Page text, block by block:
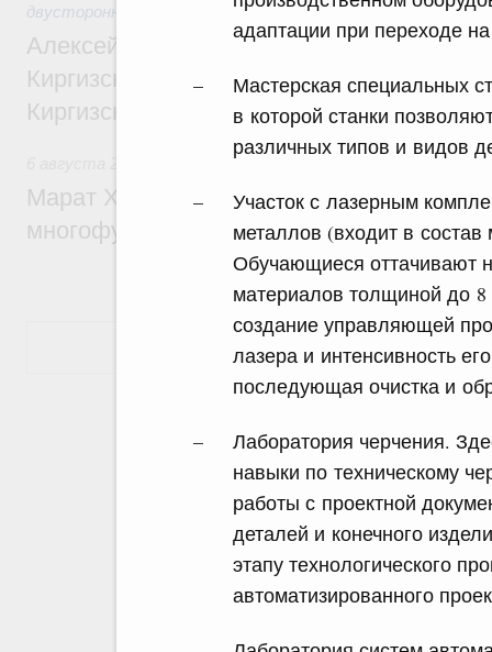
адаптации при переходе
Мастерская специальных
в которой станки
различных типов и видов
Участок с лазерным
металлов (входит в состав
Обучающиеся оттачивают
материалов толщиной до
создание управляющей
лазера и интенсивность
последующая очистка и
Лаборатория черчения.
навыки по техническому
работы с проектной
деталей и конечного
этапу технологического
автоматизированного
двусторонней основе
Алексей Оверчук принял участие в
Киргизского экономического форума и
Киргизской межрегиональной
Дорожное хозяйство
Марат Хуснуллин: На двух скоростных
многофункциональные зоны дорожного
Показать еще